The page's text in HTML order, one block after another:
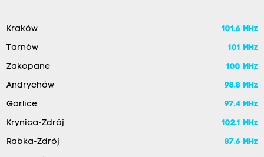
Kraków 101.6 MHz
Tarnów 101 MHz
Zakopane 100 MHz
Andrychów 98.8 MHz
Gorlice 97.4 MHz
Krynica-Zdrój 102.1 MHz
Rabka-Zdrój 87.6 MHz